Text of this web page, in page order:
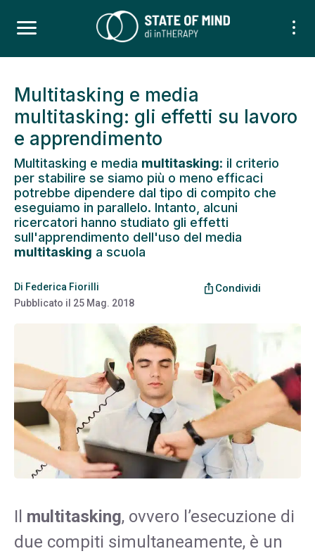
Multitasking e media
multitasking: gli effetti su lavoro
e apprendimento
Multitasking e media multitasking: il criterio
per stabilire se siamo più o meno efficaci
potrebbe dipendere dal tipo di compito che
eseguiamo in parallelo. Intanto, alcuni
ricercatori hanno studiato gli effetti
sull'apprendimento dell'uso del media
multitasking a scuola
Di Federica Fiorilli
Pubblicato il 25 Mag. 2018
ios_share Condividi
Il multitasking, ovvero l’esecuzione di
due compiti simultaneamente, è un